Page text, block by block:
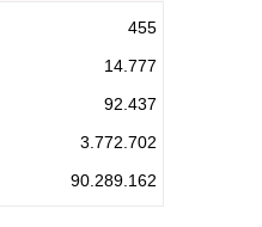
455
14.777
92.437
3.772.702
90.289.162